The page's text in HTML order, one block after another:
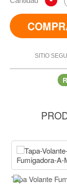
SITIO
Volante